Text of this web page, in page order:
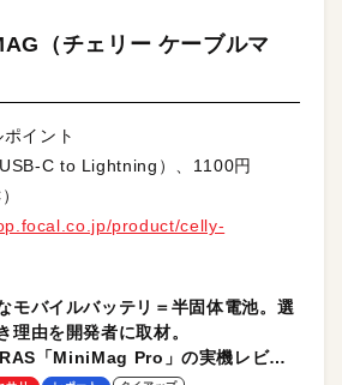
（チェリー ケーブルマ
ポイント
C to Lightning）、1100円
product/celly-
モバイルバッテリ＝半固体電池。選
理由を開発者に取材。
「MiniMag Pro」の実機レビュ